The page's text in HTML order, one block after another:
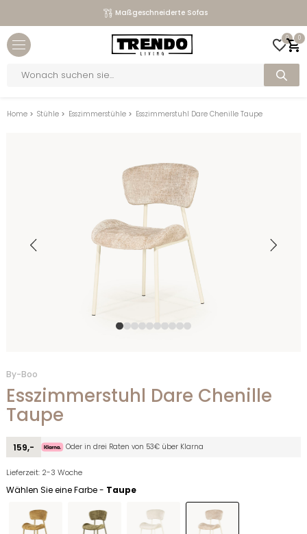
Maßgeschneiderte Sofas
0 0
search
Home > Stühle > Esszimmerstühle > Esszimmerstuhl Dare Chenille Taupe
By-Boo
Esszimmerstuhl Dare Chenille
Taupe
159,- Oder in drei Raten von 53€ über Klarna
Lieferzeit: 2-3 Woche
Wählen Sie eine Farbe - Taupe